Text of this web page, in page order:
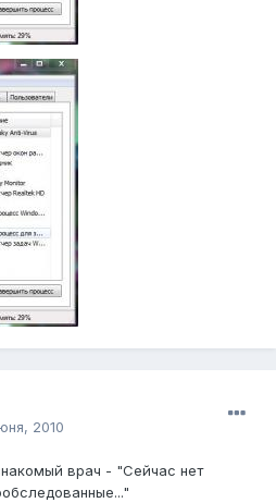
2010
врач - "Сейчас нет